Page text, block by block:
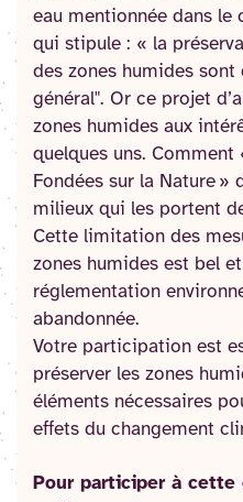
eau mentionnée dans le
qui stipule : « la
des zones humides sont
général". Or ce projet
zones humides aux
quelques uns. Comment
Fondées sur la Nature
milieux qui les portent
Cette limitation des
zones humides est bel
réglementation
abandonnée.
Votre participation est
préserver les zones
éléments nécessaires
effets du changement
Pour participer à